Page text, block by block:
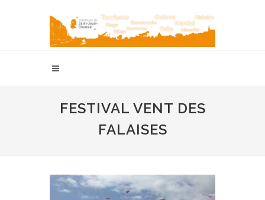
FESTIVAL VENT DES
FALAISES